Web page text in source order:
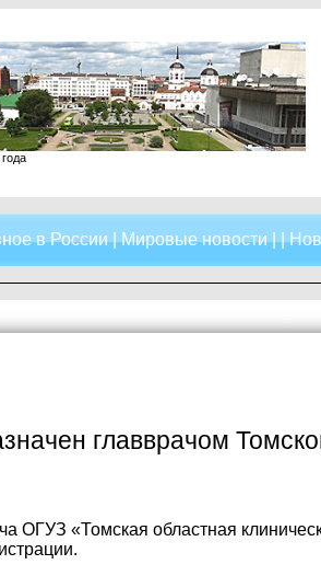
в России|Мировые новости| |
главврачом
ОГУЗ «Томская областная